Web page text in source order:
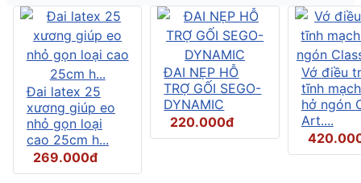
Đai latex 25
xương giúp eo
nhỏ gọn loại
cao 25cm h...
269.000đ
ĐAI NẸP HỖ
TRỢ GỐI SEGO-
DYNAMIC
220.000đ
Vớ điều
tĩnh
hở ngón
Art....